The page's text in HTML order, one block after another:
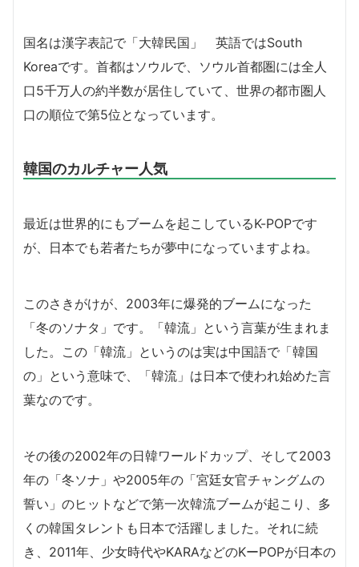
国名は漢字表記で「大韓民国」 英語ではSouth
Koreaです。首都はソウルで、ソウル首都圏には全人
口5千万人の約半数が居住していて、世界の都市圏人
口の順位で第5位となっています。
韓国のカルチャー人気
最近は世界的にもブームを起こしているK-POPです
が、日本でも若者たちが夢中になっていますよね。
このさきがけが、2003年に爆発的ブームになった
「冬のソナタ」です。「韓流」という言葉が生まれま
した。この「韓流」というのは実は中国語で「韓国
の」という意味で、「韓流」は日本で使われ始めた言
葉なのです。
その後の2002年の日韓ワールドカップ、そして2003
年の「冬ソナ」や2005年の「宮廷女官チャングムの
誓い」のヒットなどで第一次韓流ブームが起こり、多
くの韓国タレントも日本で活躍しました。それに続
き、2011年、少女時代やKARAなどのKーPOPが日本の